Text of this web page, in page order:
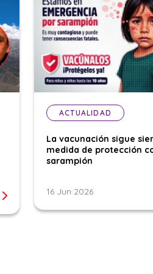
ACTUALIDAD
La vacunación sigue
medida de protección
sarampión
16 Jun 2026